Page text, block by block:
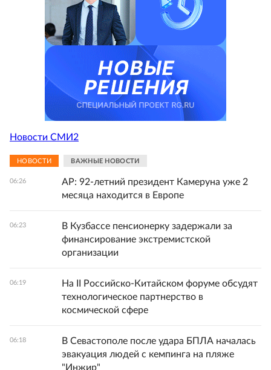
Новости СМИ2
НОВОСТИ ВАЖНЫЕ НОВОСТИ
06:26
AP: 92-летний президент Камеруна уже 2
месяца находится в Европе
06:23
В Кузбассе пенсионерку задержали за
финансирование экстремистской
организации
06:19
На II Российско-Китайском форуме обсудят
технологическое партнерство в
космической сфере
06:18
В Севастополе после удара БПЛА началась
эвакуация людей с кемпинга на пляже
"Инжир"